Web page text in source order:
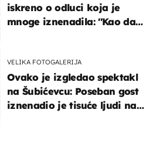
iskreno o odluci koja je
mnoge iznenadila: ''Kao da
VELIKA FOTOGALERIJA
Ovako je izgledao spektakl
na Šubićevcu: Poseban gost
iznenadio je tisuće ljudi na